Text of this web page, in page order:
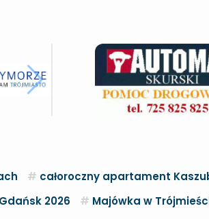
całoroczny apartament
2026
Majówka w